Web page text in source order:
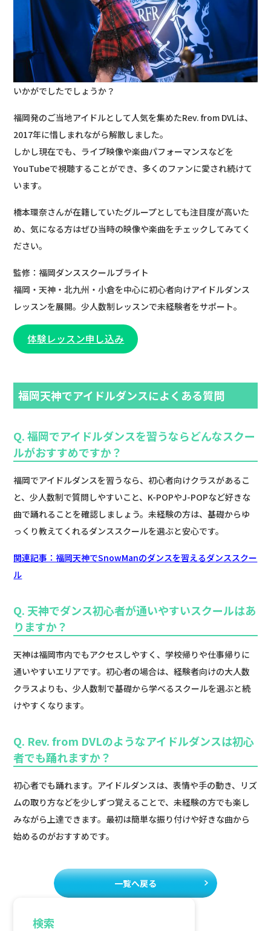
いかがでしたでしょうか？
福岡発のご当地アイドルとして人気を集めたRev. from DVLは、
2017年に惜しまれながら解散しました。
しかし現在でも、ライブ映像や楽曲パフォーマンスなどを
YouTubeで視聴することができ、多くのファンに愛され続けて
います。
橋本環奈さんが在籍していたグループとしても注目度が高いた
め、気になる方はぜひ当時の映像や楽曲をチェックしてみてく
ださい。
監修：福岡ダンススクールブライト
福岡・天神・北九州・小倉を中心に初心者向けアイドルダンス
レッスンを展開。少人数制レッスンで未経験者をサポート。
体験レッスン申し込み
福岡天神でアイドルダンスによくある質問
Q. 福岡でアイドルダンスを習うならどんなスクー
ルがおすすめですか？
福岡でアイドルダンスを習うなら、初心者向けクラスがあるこ
と、少人数制で質問しやすいこと、K-POPやJ-POPなど好きな
曲で踊れることを確認しましょう。未経験の方は、基礎からゆ
っくり教えてくれるダンススクールを選ぶと安心です。
関連記事：福岡天神でSnowManのダンスを習えるダンススクー
ル
Q. 天神でダンス初心者が通いやすいスクールはあ
りますか？
天神は福岡市内でもアクセスしやすく、学校帰りや仕事帰りに
通いやすいエリアです。初心者の場合は、経験者向けの大人数
クラスよりも、少人数制で基礎から学べるスクールを選ぶと続
けやすくなります。
Q. Rev. from DVLのようなアイドルダンスは初心
者でも踊れますか？
初心者でも踊れます。アイドルダンスは、表情や手の動き、リズ
ムの取り方などを少しずつ覚えることで、未経験の方でも楽し
みながら上達できます。最初は簡単な振り付けや好きな曲から
始めるのがおすすめです。
一覧へ戻る
検索